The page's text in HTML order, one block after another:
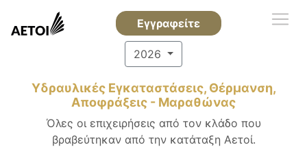
Εγγραφείτε
2026
Υδραυλικές Εγκαταστάσεις, Θέρμανση,
Αποφράξεις - Μαραθώνας
Όλες οι επιχειρήσεις από τον κλάδο που
βραβεύτηκαν από την κατάταξη Αετοί.